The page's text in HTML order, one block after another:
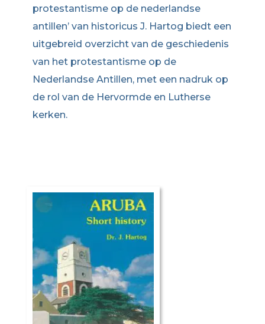
protestantisme op de nederlandse
antillen’ van historicus J. Hartog biedt een
uitgebreid overzicht van de geschiedenis
van het protestantisme op de
Nederlandse Antillen, met een nadruk op
de rol van de Hervormde en Lutherse
kerken.